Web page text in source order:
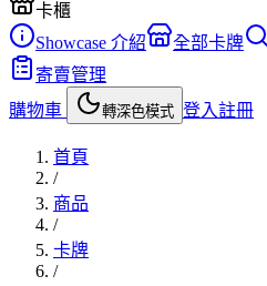
卡櫃
Showcase 介紹
全部卡牌
寄賣管理
購物車
轉深色模式 登入註冊
首頁
/
商品
/
卡牌
/